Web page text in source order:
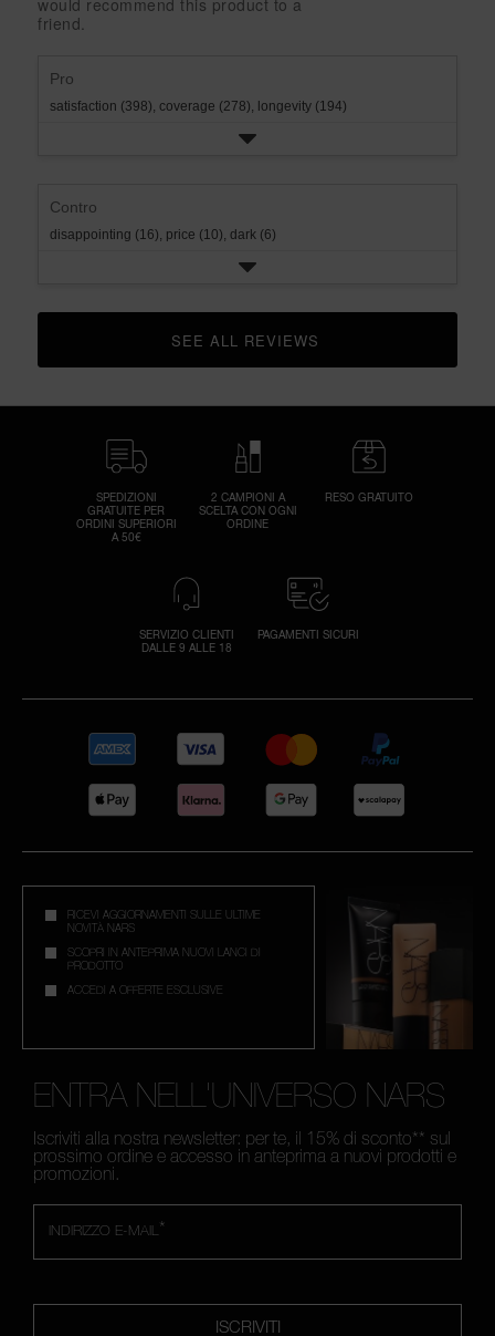
rating.
star
rating.
1
would recommend this product to a
friend.
Pro
satisfaction (398), coverage (278), longevity (194)
Contro
disappointing (16), price (10), dark (6)
CLICK TO GO TO ALL REVIEWS
SPEDIZIONI
GRATUITE PER
ORDINI SUPERIORI
A 50€
2 CAMPIONI A
SCELTA CON OGNI
ORDINE
RESO GRATUITO
SERVIZIO CLIENTI
DALLE 9 ALLE 18
PAGAMENTI SICURI
RICEVI AGGIORNAMENTI SULLE ULTIME
NOVITÀ NARS
SCOPRI IN ANTEPRIMA NUOVI LANCI DI
PRODOTTO
ACCEDI A OFFERTE ESCLUSIVE
ENTRA NELL'UNIVERSO NARS
Iscriviti alla nostra newsletter: per te, il 15% di sconto** sul
prossimo ordine e accesso in anteprima a nuovi prodotti e
promozioni.
*
INDIRIZZO E-MAIL
ISCRIVITI